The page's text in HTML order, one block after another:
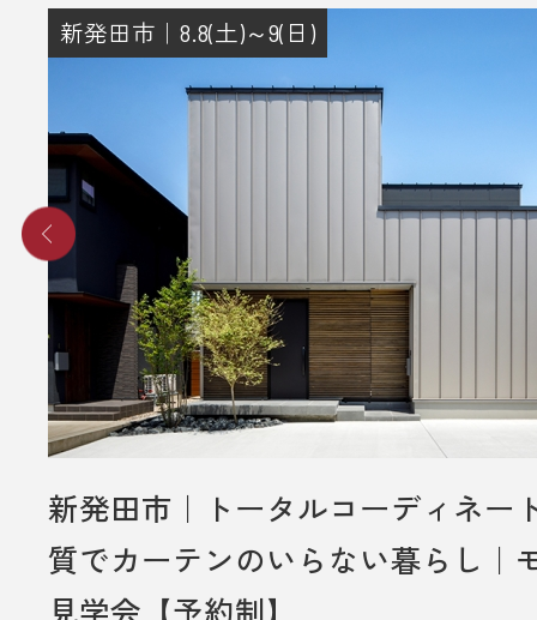
その際に住所のご記入をお願いいた
4. 後日、弊社からプレゼントをメー
送りさせていただきます。
■ その他、プレゼントに関する注意
・初めてディテールホームグループ
いただく方のみ対象とさせていだき
・弊社での住宅建築やリフォームな
をご検討されているお客様のみ対象
いただきます。
・プレゼントは、1名様（1家族様）1
・未成年者様のみのご来場は対象外
・弊社のアンケートにご協力してい
とが条件となります。
新発田市｜8.8(土)～9(日)
新発田市｜トータルコーディネー
質でカーテンのいらない暮らし｜
見学会【予約制】